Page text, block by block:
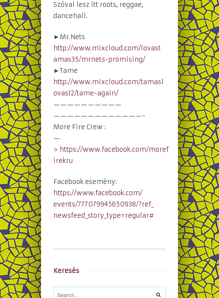
Szóval lesz itt roots, reggae,
dancehall.
►Mr.Nets
http://www.mixcloud.com/lovast
amas35/mrnets-promising/
►Tame
http://www.mixcloud.com/tamasl
ovas12/tame-again/
——————————
—————————————-
More Fire Crew :
—
> https://www.facebook.com/moref
irekru
Facebook esemény:
https://www.facebook.com/
events/777079945650938/?ref_
newsfeed_story_type=regular#
Keresés